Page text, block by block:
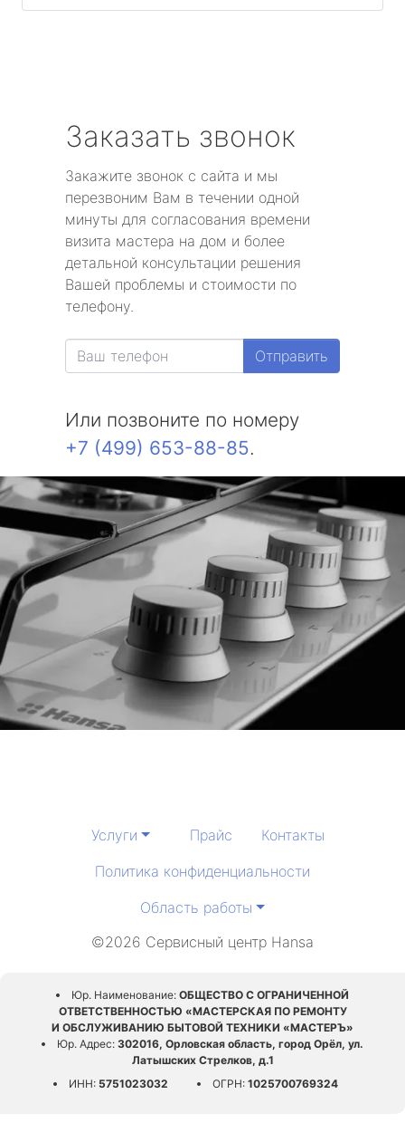
Заказать звонок
Закажите звонок с сайта и мы
перезвоним Вам в течении одной
минуты для согласования времени
визита мастера на дом и более
детальной консультации решения
Вашей проблемы и стоимости по
телефону.
Отправить
Или позвоните по номеру
+7 (499) 653-88-85.
Услуги Прайс
Контакты
Политика конфиденциальности
Область работы
©2026 Сервисный центр Hansa
Юр. Наименование: ОБЩЕСТВО С ОГРАНИЧЕННОЙ
ОТВЕТСТВЕННОСТЬЮ «МАСТЕРСКАЯ ПО РЕМОНТУ
И ОБСЛУЖИВАНИЮ БЫТОВОЙ ТЕХНИКИ «МАСТЕРЪ»
Юр. Адрес: 302016, Орловская область, город Орёл, ул.
Латышских Стрелков, д.1
ИНН:5751023032 ОГРН:1025700769324